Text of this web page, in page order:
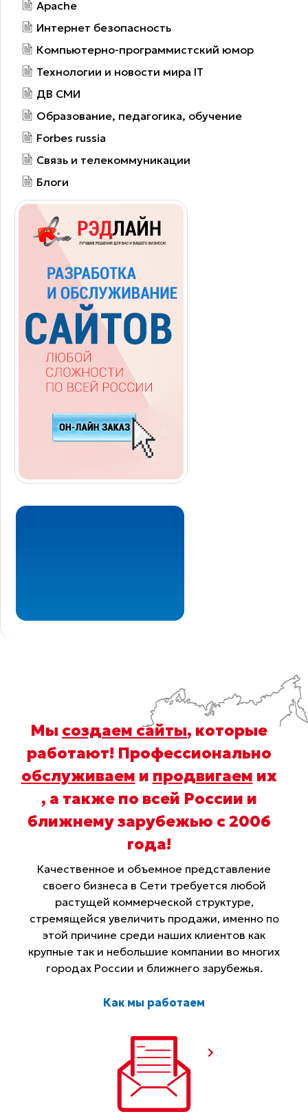
Apache
Интернет безопасность
Компьютерно-программистский юмор
Технологии и новости мира IT
ДВ СМИ
Образование, педагогика, обучение
Forbes russia
Связь и телекоммуникации
Блоги
Мы создаем сайты, которые
работают! Профессионально
обслуживаем и продвигаем их
, а также по всей России и
ближнему зарубежью с 2006
года!
Качественное и объемное представление
своего бизнеса в Сети требуется любой
растущей коммерческой структуре,
стремящейся увеличить продажи, именно по
этой причине среди наших клиентов как
крупные так и небольшие компании во многих
городах России и ближнего зарубежья.
Как мы работаем